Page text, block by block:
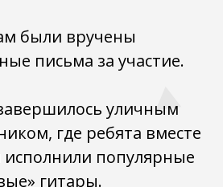
были вручены
письма за участие.
уличным
где ребята вместе
популярные
гитары.